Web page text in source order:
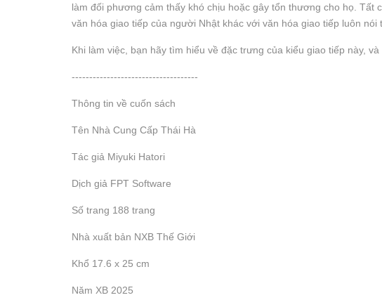
làm đối phương cảm thấy khó chịu hoặc gây tổn thương cho họ. Tất
văn hóa giao tiếp của người Nhật khác với văn hóa giao tiếp luôn
Khi làm việc, bạn hãy tìm hiểu về đặc trưng của kiểu giao tiếp này,
------------------------------------
Thông tin về cuốn sách
Tên Nhà Cung Cấp Thái Hà
Tác giả Miyuki Hatori
Dịch giả FPT Software
Số trang 188 trang
Nhà xuất bản NXB Thế Giới
Khổ 17.6 x 25 cm
Năm XB 2025